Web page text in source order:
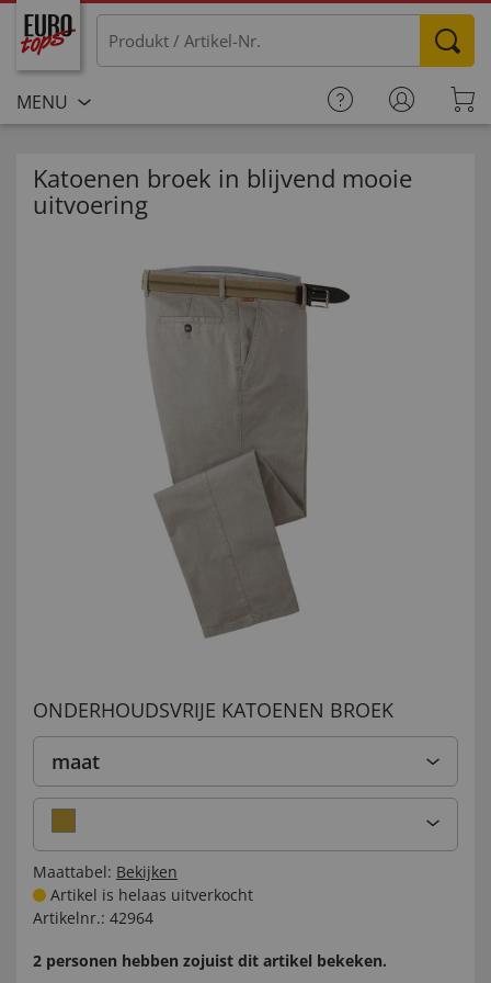
MENU
Katoenen broek in blijvend mooie
uitvoering
ONDERHOUDSVRIJE KATOENEN BROEK
maat
Maattabel: Bekijken
Artikel is helaas uitverkocht
Artikelnr.: 42964
2 personen hebben zojuist dit artikel bekeken.